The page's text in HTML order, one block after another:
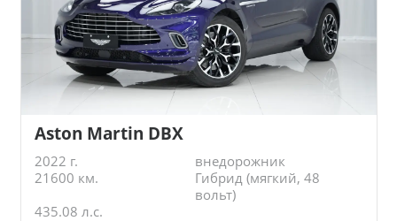
Aston Martin DBX
2022 г.
внедорожник
21600 км.
Гибрид (мягкий, 48
вольт)
435.08 л.с.